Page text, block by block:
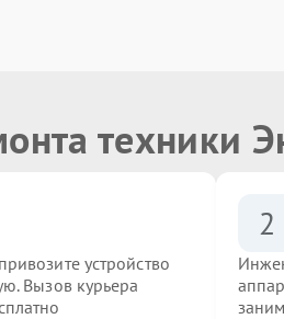
техники
устройство
Вызов курьера
2